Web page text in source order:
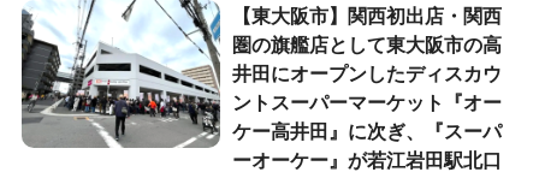
【東大阪市】関西初出店・関西
圏の旗艦店として東大阪市の高
井田にオープンしたディスカウ
ントスーパーマーケット『オー
ケー高井田』に次ぎ、『スーパ
ーオーケー』が若江岩田駅北口